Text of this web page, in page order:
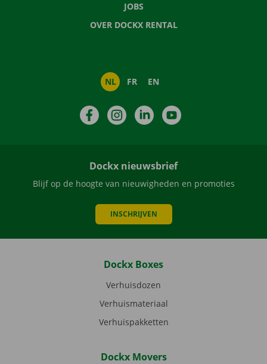
JOBS
OVER DOCKX RENTAL
NL FR EN
FacebookInstagramLinkedIn
Dockx nieuwsbrief
Blijf op de hoogte van nieuwigheden en promoties
INSCHRIJVEN
Dockx Boxes
Verhuisdozen
Verhuismateriaal
Verhuispakketten
Dockx Movers